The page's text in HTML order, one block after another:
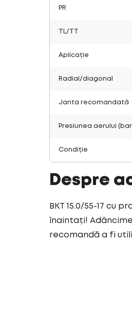
PR
TL/TT
Aplicație
Radial/diagonal
Janta recomandată
Presiunea aerului
Condiție
Despre
BKT 15.0/55-17 cu
înaintați!
recomandă a fi